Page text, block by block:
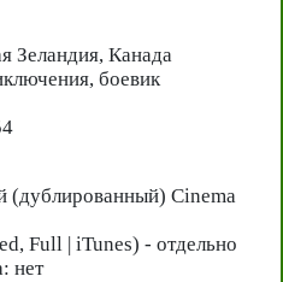
Канада
боевик
(дублированный) Cinema
Full | iTunes) - отдельно
нет